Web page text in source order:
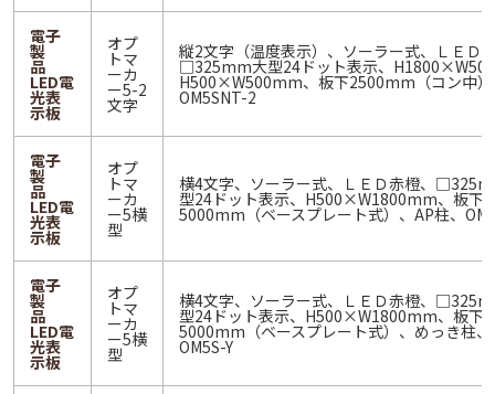
電子
製
品
LED電
光表
示板
オプ
トマ
ーカ
ー5-2
文字
縦2文字（温度表示）、ソーラー式、ＬＥＤ
□325mm大型24ドット表示、
H500×W500mm、板下2500mm（コン中）
OM5SNT-2
電子
製
品
LED電
光表
示板
オプ
トマ
ーカ
ー5横
型
横4文字、ソーラー式、ＬＥＤ赤橙、
型24ドット表示、H500×W1800mm、板下
5000mm（ベースプレート式）、AP柱、
電子
製
品
LED電
光表
示板
オプ
トマ
ーカ
ー5横
型
横4文字、ソーラー式、ＬＥＤ赤橙、
型24ドット表示、H500×W1800mm、板下
5000mm（ベースプレート式）、めっき柱、
OM5S-Y